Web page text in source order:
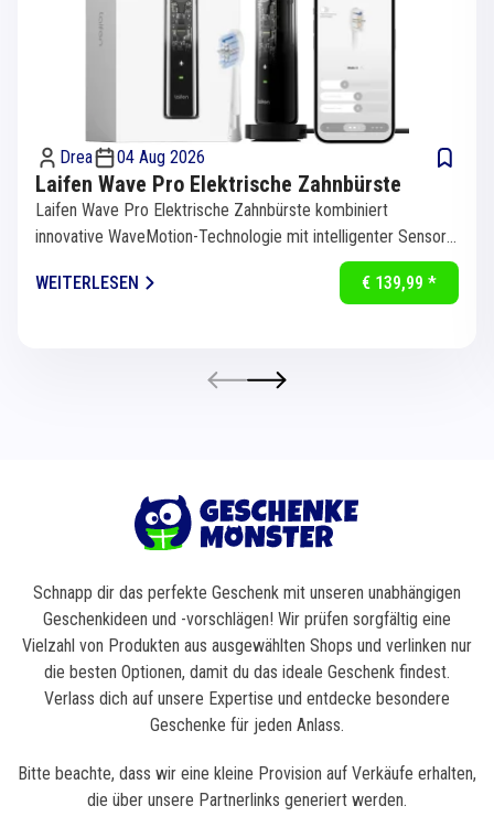
Drea 04 Aug 2026
Laifen Wave Pro Elektrische Zahnbürste
Laifen Wave Pro Elektrische Zahnbürste kombiniert
innovative WaveMotion-Technologie mit intelligenter Sensorik
WEITERLESEN
€ 139,99 *
Schnapp dir das perfekte Geschenk mit unseren unabhängigen
Geschenkideen und -vorschlägen! Wir prüfen sorgfältig eine
Vielzahl von Produkten aus ausgewählten Shops und verlinken nur
die besten Optionen, damit du das ideale Geschenk findest.
Verlass dich auf unsere Expertise und entdecke besondere
Geschenke für jeden Anlass.
Bitte beachte, dass wir eine kleine Provision auf Verkäufe erhalten,
die über unsere Partnerlinks generiert werden.